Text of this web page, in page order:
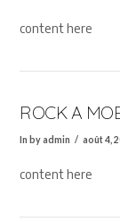
content here
ROCK A
In by admin août 4,
content here